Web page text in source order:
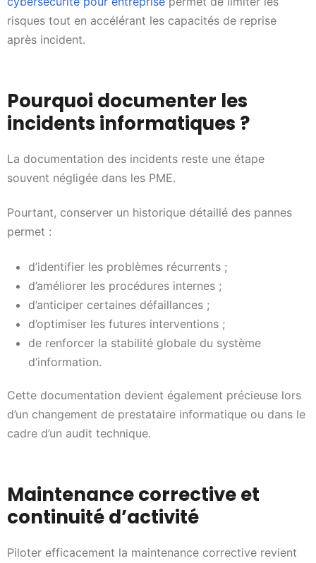
risques tout en accélérant les capacités de reprise
après incident.
Pourquoi documenter les
incidents informatiques ?
La documentation des incidents reste une étape
souvent négligée dans les PME.
Pourtant, conserver un historique détaillé des pannes
permet :
d’identifier les problèmes récurrents ;
d’améliorer les procédures internes ;
d’anticiper certaines défaillances ;
d’optimiser les futures interventions ;
de renforcer la stabilité globale du système
d’information.
Cette documentation devient également précieuse lors
d’un changement de prestataire informatique ou dans le
cadre d’un audit technique.
Maintenance corrective et
continuité d’activité
Piloter efficacement la maintenance corrective revient